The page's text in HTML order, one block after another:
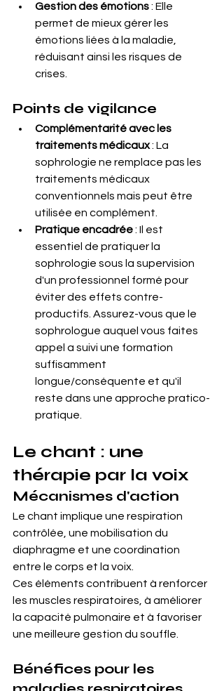
Gestion des émotions : Elle
permet de mieux gérer les
émotions liées à la maladie,
réduisant ainsi les risques de
crises.
Points de vigilance
Complémentarité avec les
traitements médicaux : La
sophrologie ne remplace pas les
traitements médicaux
conventionnels mais peut être
utilisée en complément.
Pratique encadrée : Il est
essentiel de pratiquer la
sophrologie sous la supervision
d'un professionnel formé pour
éviter des effets contre-
productifs. Assurez-vous que le
sophrologue auquel vous faites
appel a suivi une formation
suffisamment
longue/conséquente et qu'il
reste dans une approche pratico-
pratique.
Le chant : une
thérapie par la voix
Mécanismes d'action
Le chant implique une respiration
contrôlée, une mobilisation du
diaphragme et une coordination
entre le corps et la voix.
Ces éléments contribuent à renforcer
les muscles respiratoires, à améliorer
la capacité pulmonaire et à favoriser
une meilleure gestion du souffle.
Bénéfices pour les